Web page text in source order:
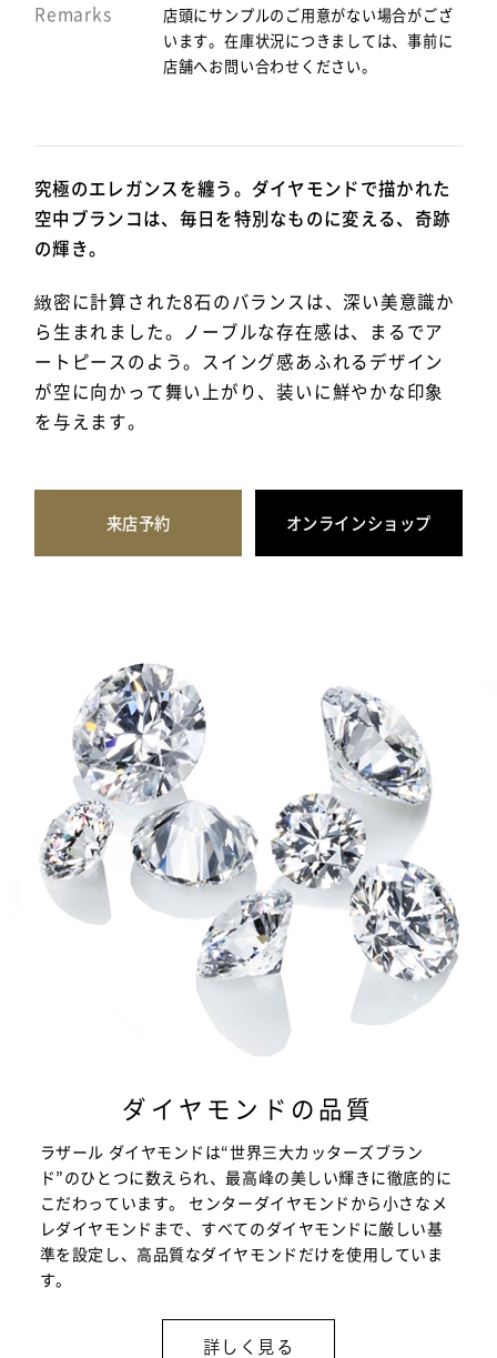
Remarks
店頭にサンプルのご用意がない場合がござ
います。在庫状況につきましては、事前に
店舗へお問い合わせください。
究極のエレガンスを纏う。ダイヤモンドで描かれた
空中ブランコは、毎日を特別なものに変える、奇跡
の輝き。
緻密に計算された8石のバランスは、深い美意識か
ら生まれました。ノーブルな存在感は、まるでア
ートピースのよう。スイング感あふれるデザイン
が空に向かって舞い上がり、装いに鮮やかな印象
を与えます。
来店予約 オンラインショップ
ダイヤモンドの品質
ラザール ダイヤモンドは“世界三大カッターズブラン
ド”のひとつに数えられ、最高峰の美しい輝きに徹底的に
こだわっています。 センターダイヤモンドから小さなメ
レダイヤモンドまで、すべてのダイヤモンドに厳しい基
準を設定し、高品質なダイヤモンドだけを使用していま
す。
詳しく見る